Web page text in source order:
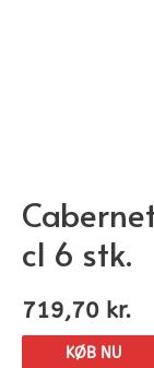
cl 6 stk.
719,70 kr.
KØB NU